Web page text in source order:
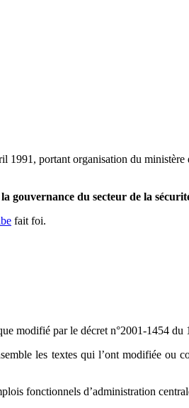
1991, portant organisation du ministère
du secteur de la
fait foi.
modifié par le décret n°2001-1454 du
les textes qui l’ont modifiée ou
fonctionnels d’administration